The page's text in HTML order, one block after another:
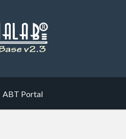
ABT Portal